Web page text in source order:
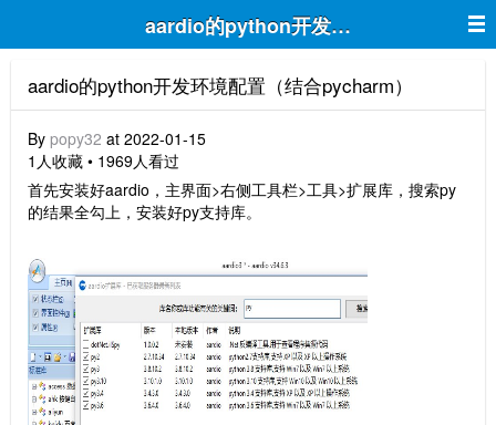
aardio的python开发环境配置（结合
aardio的python开发环境配置（结合pycharm）
By popy32 at 2022-01-15
1人收藏 • 1969人看过
首先安装好aardio，主界面>右侧工具栏>工具>扩展库，搜索py
的结果全勾上，安装好py支持库。